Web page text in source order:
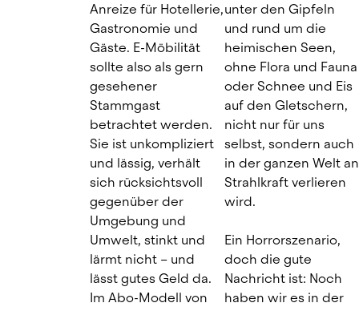
Anreize für Hotellerie,
Gastronomie und
Gäste. E-Möbilität
sollte also als gern
gesehener
Stammgast
betrachtet werden.
Sie ist unkompliziert
und lässig, verhält
sich rücksichtsvoll
gegenüber der
Umgebung und
Umwelt, stinkt und
lärmt nicht – und
lässt gutes Geld da.
Im Abo-Modell von
unter den Gipfeln
und rund um die
heimischen Seen,
ohne Flora und Fauna
oder Schnee und Eis
auf den Gletschern,
nicht nur für uns
selbst, sondern auch
in der ganzen Welt an
Strahlkraft verlieren
wird.
Ein Horrorszenario,
doch die gute
Nachricht ist: Noch
haben wir es in der